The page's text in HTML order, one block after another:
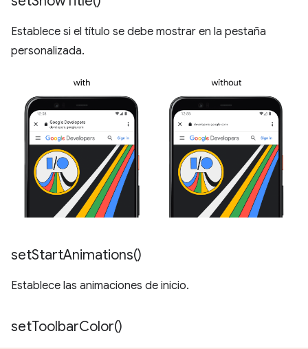
Establece si el título se debe mostrar en la pestaña
personalizada.
setStartAnimations()
Establece las animaciones de inicio.
setToolbarColor()